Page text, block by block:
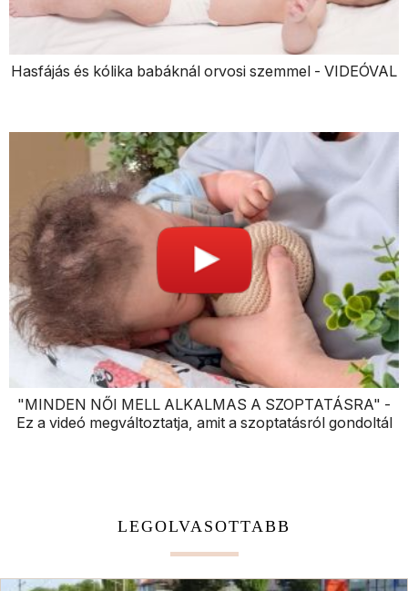
Hasfájás és kólika babáknál orvosi szemmel - VIDEÓVAL
"MINDEN NŐI MELL ALKALMAS A SZOPTATÁSRA" -
Ez a videó megváltoztatja, amit a szoptatásról gondoltál
LEGOLVASOTTABB